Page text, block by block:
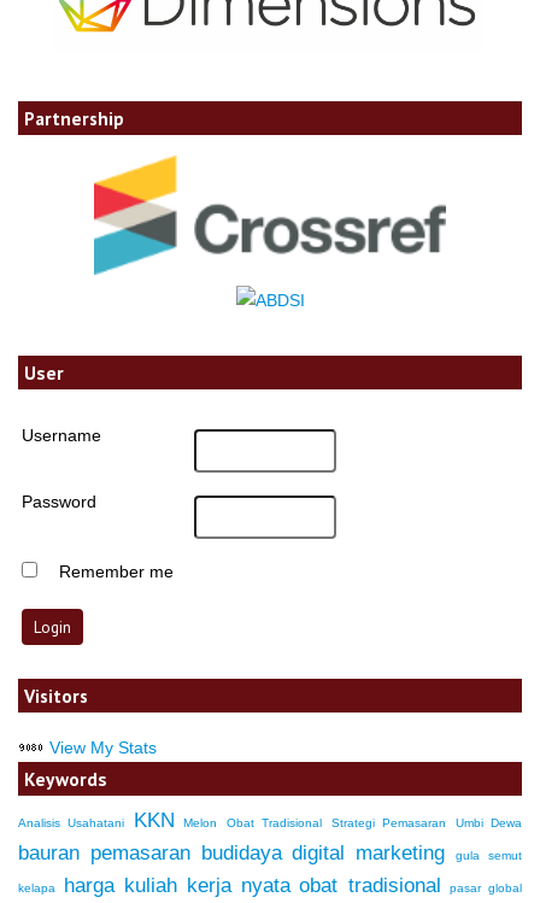
Partnership
User
Username
Password
Remember me
Visitors
View My Stats
Keywords
Analisis Usahatani KKN Melon Obat Tradisional Strategi Pemasaran Umbi Dewa
bauran pemasaran budidaya digital marketing gula semut
kelapa harga kuliah kerja nyata obat tradisional pasar global